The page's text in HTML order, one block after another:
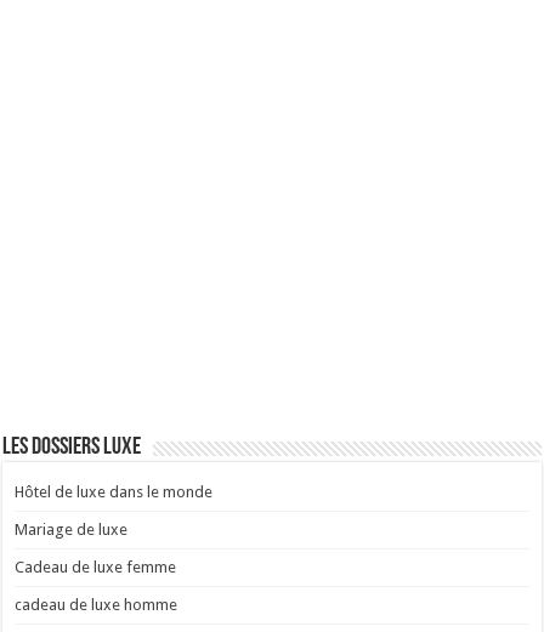
Les dossiers Luxe
Hôtel de luxe dans le monde
Mariage de luxe
Cadeau de luxe femme
cadeau de luxe homme